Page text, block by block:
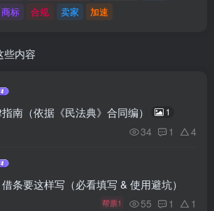
商标 合规 卖家 加速
些内容
南（依据《民法典》合同编） 1
34 1 4
条要这样写（必看填写 & 使用避坑）
帮票1 55 1 1